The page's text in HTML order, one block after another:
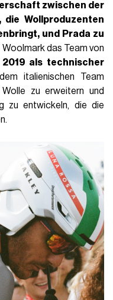
zwischen der
, die Wollproduzenten
und Prada zu
das Team von
als technischer
italienischen Team
zu erweitern und
zu entwickeln, die die